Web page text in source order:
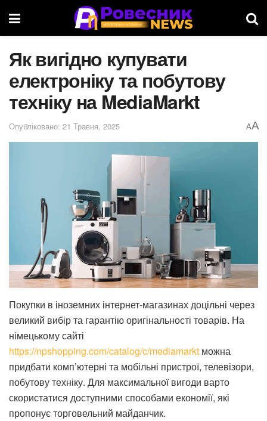
Як вигідно купувати
електроніку та побутову
техніку на MediaMarkt
Опубліковано: 21 Травня, 2025 AA
Покупки в іноземних інтернет-магазинах доцільні через
великий вибір та гарантію оригінальності товарів. На
німецькому сайті
https://npshopping.com/catalog/c/mediamarkt можна
придбати комп’ютерні та мобільні пристрої, телевізори,
побутову техніку. Для максимальної вигоди варто
скористатися доступними способами економії, які
пропонує торговельний майданчик.